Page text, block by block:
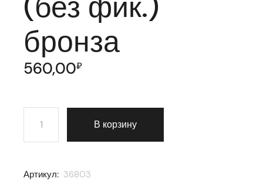
бронза
560,00₽
Количество товара Ручка защелка Punto (Пунто)
В корзину
Артикул: 36803